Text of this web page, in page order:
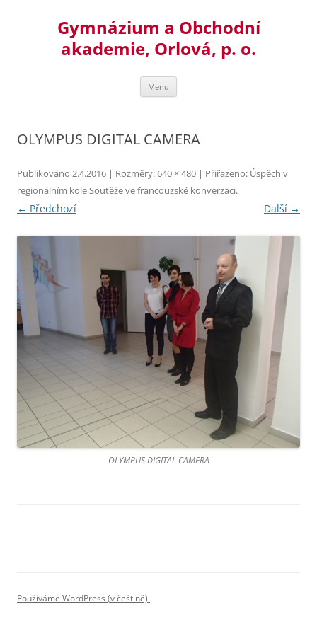
Gymnázium a Obchodní
akademie, Orlová, p. o.
Menu
OLYMPUS DIGITAL CAMERA
Publikováno 2.4.2016 | Rozměry:640 × 480 | Přiřazeno: Úspěch v
regionálním kole Soutěže ve francouzské konverzaci.
← Předchozí Další →
OLYMPUS DIGITAL CAMERA
Používáme WordPress (v češtině).